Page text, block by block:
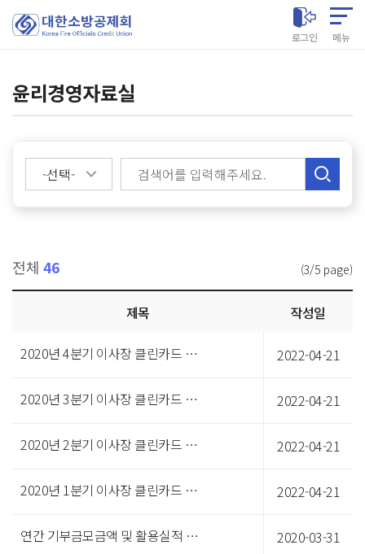
대한소방공제회
로그인 메뉴
윤리경영자료실
검색
전체 46 (3/5 page)
제목 작성일
2020년 4분기 이사장 클린카드 집행내역 2022-04-21
2020년 3분기 이사장 클린카드 집행내역 2022-04-21
2020년 2분기 이사장 클린카드 집행내역 2022-04-21
2020년 1분기 이사장 클린카드 집행내역 2022-04-21
연간 기부금모금액 및 활용실적 명세서 2020-03-31